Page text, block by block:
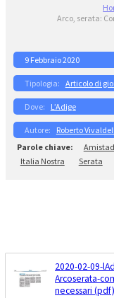
Arco, serata:
9 Febbraio 2020
Articolo di
L’Adige
Roberto
Italia Nostra
Serata
2020-02-09-
Arcoserata-
necessari (pdf)